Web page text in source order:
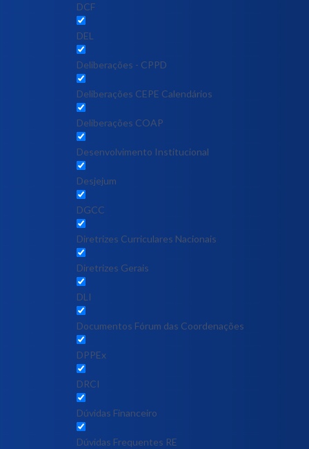
DCF
DEL
Deliberações - CPPD
Deliberações CEPE Calendários
Deliberações COAP
Desenvolvimento Institucional
Desjejum
DGCC
Diretrizes Curriculares Nacionais
Diretrizes Gerais
DLI
Documentos Fórum das Coordenações
DPPEx
DRCI
Dúvidas Financeiro
Dúvidas Frequentes RE